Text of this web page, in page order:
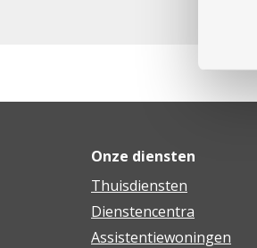
Onze diensten
Thuisdiensten
Dienstencentra
Assistentiewoningen